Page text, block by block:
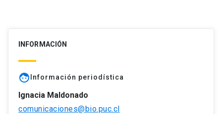
INFORMACIÓN
faceInformación periodística
Ignacia Maldonado
comunicaciones@bio.puc.cl